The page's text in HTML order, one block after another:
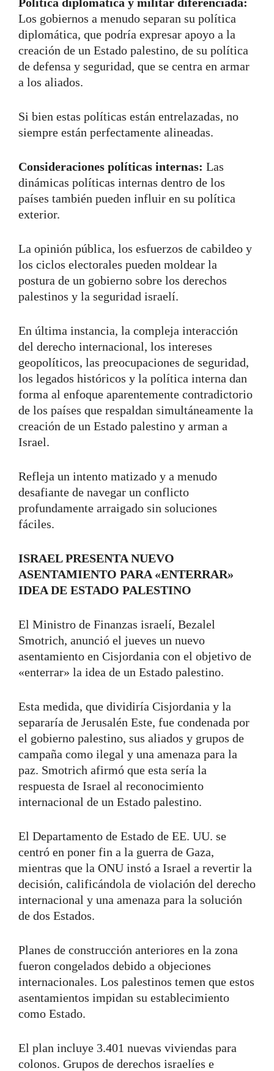
Los gobiernos a menudo separan su política
diplomática, que podría expresar apoyo a la
creación de un Estado palestino, de su política
de defensa y seguridad, que se centra en armar
a los aliados.
Si bien estas políticas están entrelazadas, no
siempre están perfectamente alineadas.
Consideraciones políticas internas: Las
dinámicas políticas internas dentro de los
países también pueden influir en su política
exterior.
La opinión pública, los esfuerzos de cabildeo y
los ciclos electorales pueden moldear la
postura de un gobierno sobre los derechos
palestinos y la seguridad israelí.
En última instancia, la compleja interacción
del derecho internacional, los intereses
geopolíticos, las preocupaciones de seguridad,
los legados históricos y la política interna dan
forma al enfoque aparentemente contradictorio
de los países que respaldan simultáneamente la
creación de un Estado palestino y arman a
Israel.
Refleja un intento matizado y a menudo
desafiante de navegar un conflicto
profundamente arraigado sin soluciones
fáciles.
ISRAEL PRESENTA NUEVO
ASENTAMIENTO PARA «ENTERRAR»
IDEA DE ESTADO PALESTINO
El Ministro de Finanzas israelí, Bezalel
Smotrich, anunció el jueves un nuevo
asentamiento en Cisjordania con el objetivo de
«enterrar» la idea de un Estado palestino.
Esta medida, que dividiría Cisjordania y la
separaría de Jerusalén Este, fue condenada por
el gobierno palestino, sus aliados y grupos de
campaña como ilegal y una amenaza para la
paz. Smotrich afirmó que esta sería la
respuesta de Israel al reconocimiento
internacional de un Estado palestino.
El Departamento de Estado de EE. UU. se
centró en poner fin a la guerra de Gaza,
mientras que la ONU instó a Israel a revertir la
decisión, calificándola de violación del derecho
internacional y una amenaza para la solución
de dos Estados.
Planes de construcción anteriores en la zona
fueron congelados debido a objeciones
internacionales. Los palestinos temen que estos
asentamientos impidan su establecimiento
como Estado.
El plan incluye 3.401 nuevas viviendas para
colonos. Grupos de derechos israelíes e